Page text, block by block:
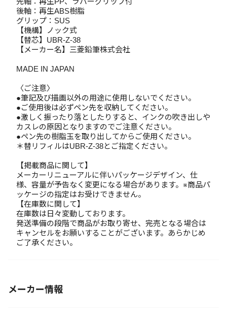
後軸：再生ABS樹脂
グリップ：SUS
【機構】ノック式
【替芯】UBR-Z-38
【メーカー名】三菱鉛筆株式会社
MADE IN JAPAN
〈ご注意〉
●筆記及び描画以外の用途に使用しないでください。
●ご使用後は必ずペン先を収納してください。
●激しく振ったり落としたりすると、インクの吹き出しや
カスレの原因となりますのでご注意ください。
●ペン先の樹脂玉を取り出してからご使用ください。
＊替リフィルはUBR-Z-38とご指定ください。
【掲載商品に関して】
メーカーリニューアルに伴いパッケージデザイン、仕
様、容量が予告なく変更になる場合があります。※商品パ
ッケージの指定はお受けできません。
【在庫数に関して】
在庫数は日々変動しております。
発送準備の段階で商品がお取り寄せ、完売となる場合は
キャンセルをお願いすることがございます。あらかじめ
ご了承ください。
メーカー情報